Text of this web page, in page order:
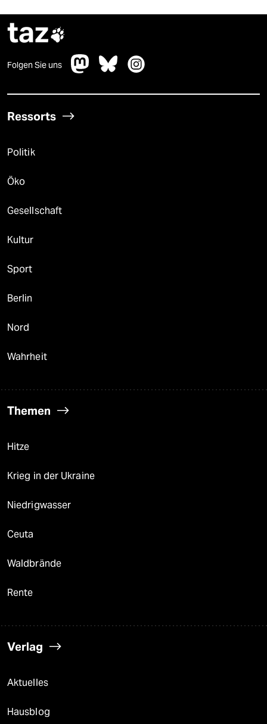
taz
Folgen Sie uns
Ressorts
Politik
Öko
Gesellschaft
Kultur
Sport
Berlin
Nord
Wahrheit
Themen
Hitze
Krieg in der Ukraine
Niedrigwasser
Ceuta
Waldbrände
Rente
Verlag
Aktuelles
Hausblog